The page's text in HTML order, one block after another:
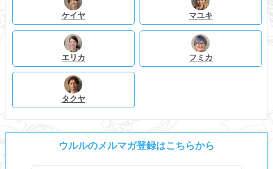
ケイヤ マユキ
エリカ フミカ
タクヤ
ウルルのメルマガ登録はこちらから